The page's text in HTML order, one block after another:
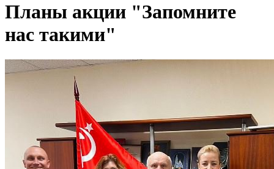
Планы акции "Запомните
нас такими"